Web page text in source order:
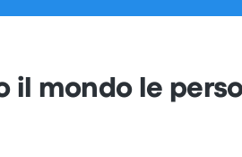
il mondo le